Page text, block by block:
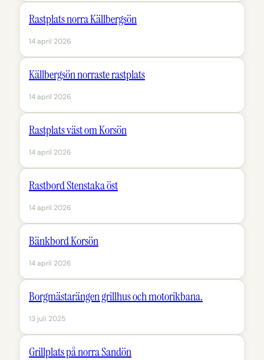
Rastplats norra Källbergsön
14 april 2026
Källbergsön norraste rastplats
14 april 2026
Rastplats väst om Korsön
14 april 2026
Rastbord Stenstaka öst
14 april 2026
Bänkbord Korsön
14 april 2026
Borgmästarängen grillhus och motorikbana.
13 juli 2025
Grillplats på norra Sandön